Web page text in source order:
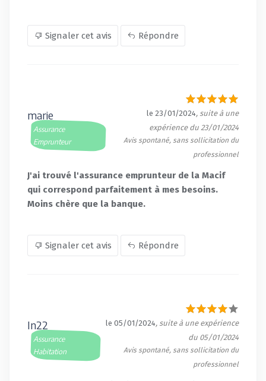
Signaler cet avis Répondre
marie
Assurance
Emprunteur
le 23/01/2024, suite à une
expérience du 23/01/2024
Avis spontané, sans sollicitation du
professionnel
J'ai trouvé l'assurance emprunteur de la Macif
qui correspond parfaitement à mes besoins.
Moins chère que la banque.
Signaler cet avis Répondre
In22
Assurance
Habitation
le 05/01/2024, suite à une expérience
du 05/01/2024
Avis spontané, sans sollicitation du
professionnel